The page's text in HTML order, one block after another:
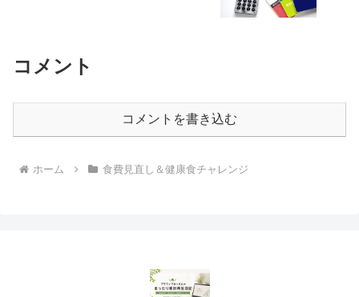
コメント
コメントを書き込む
ホーム 食費見直し＆健康食チャレンジ